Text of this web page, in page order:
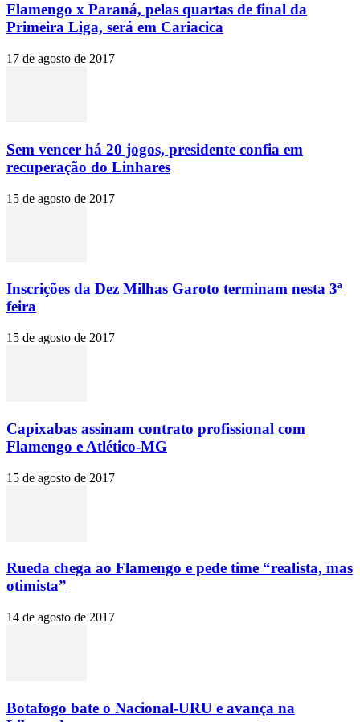
Flamengo x Paraná, pelas quartas de final da
Primeira Liga, será em Cariacica
17 de agosto de 2017
Sem vencer há 20 jogos, presidente confia em
recuperação do Linhares
15 de agosto de 2017
Inscrições da Dez Milhas Garoto terminam nesta 3ª
feira
15 de agosto de 2017
Capixabas assinam contrato profissional com
Flamengo e Atlético-MG
15 de agosto de 2017
Rueda chega ao Flamengo e pede time “realista, mas
otimista”
14 de agosto de 2017
Botafogo bate o Nacional-URU e avança na